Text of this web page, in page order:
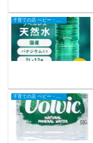
子育ての店 ベビー・キッズ